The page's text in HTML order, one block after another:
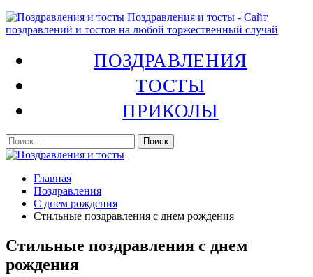
Поздравления и тосты - Сайт
поздравлений и тостов на любой торжественный случай
ПОЗДРАВЛЕНИЯ
ТОСТЫ
ПРИКОЛЫ
Главная
Поздравления
С днем рождения
Стильные поздравления с днем рождения
Стильные поздравления с днем
рождения